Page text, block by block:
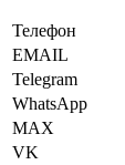
Телефон
EMAIL
Telegram
WhatsApp
MAX
VK